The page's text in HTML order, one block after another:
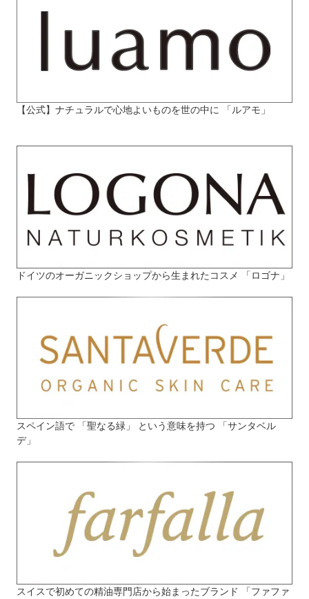
【公式】ナチュラルで心地よいものを世の中に 「ルアモ」
ドイツのオーガニックショップから生まれたコスメ 「ロゴナ」
スペイン語で 「聖なる緑」 という意味を持つ 「サンタベル
デ」
スイスで初めての精油専門店から始まったブランド 「ファファ